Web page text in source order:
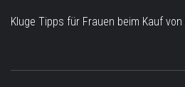
Kluge Tipps für Frauen beim Kauf